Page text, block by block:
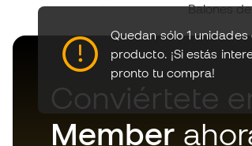
Quedan sólo 1
producto. ¡Si estás
pronto tu compra!
Balones
Conviértete
Member